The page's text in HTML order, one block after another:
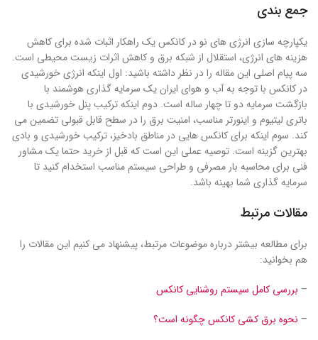
جمع بندی
یکپارچه سازی انرژی های نو در کانکس یک راهکار اثبات شده برای کاهش
هزینه های انرژی، استقلال از شبکه برق و کاهش اثرات زیست محیطی است.
سه پیام اصلی این مقاله را در نظر داشته باشید: اول اینکه انرژی خورشیدی
در کانکس با توجه به آب و هوای ایران یک سرمایه گذاری هوشمند با
بازگشت سرمایه دو تا چهار ساله است. دوم اینکه ترکیب پنل خورشیدی با
باتری لیتیوم و اینورتر مناسب، امنیت برق را در سطح قابل قبولی تضمین می
کند. سوم اینکه برای کانکس هایی در مناطق بادخیز، ترکیب خورشیدی و بادی
بهترین گزینه است. توصیه عملی این است که قبل از خرید حتما یک مشاور
فنی برای محاسبه بار مصرفی و طراحی سیستم مناسب استخدام کنید تا
سرمایه گذاری شما بهینه باشد.
مقالات مرتبط
برای مطالعه بیشتر درباره موضوعات مرتبط، پیشنهاد می کنیم این مقالات را
هم بخوانید:
– بررسی کامل سیستم روشنایی کانکس
– نحوه برق کشی کانکس چگونه است؟